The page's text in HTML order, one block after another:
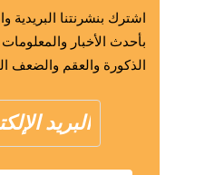
اشترك بنشرنتنا البريدية
بأحدث الأخبار
الذكورة والعقم والضعف